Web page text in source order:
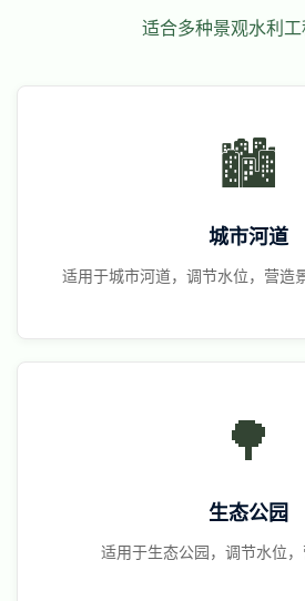
适合多种景观水利
🏙️
城市河道
适用于城市河道，调节水位，营造
🌳
生态公园
适用于生态公园，调节水位